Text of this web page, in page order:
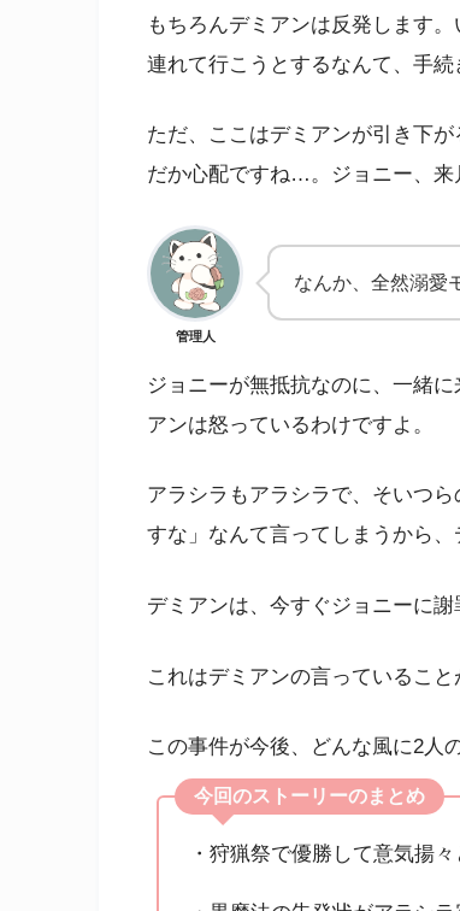
もちろんデミアンは反発します
連れて行こうとするなんて、手続
ただ、ここはデミアンが引き下
だか心配ですね…。ジョニー、来
管理人
なんか、全然溺愛
ジョニーが無抵抗なのに、一緒
アンは怒っているわけですよ。
アラシラもアラシラで、そいつ
すな」なんて言ってしまうから
デミアンは、今すぐジョニーに
これはデミアンの言っていること
この事件が今後、どんな風に2人
今回のストーリーのまとめ
・狩猟祭で優勝して意気揚